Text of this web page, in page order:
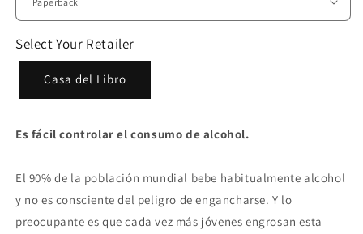
Select Your Retailer
Casa del Libro
Es fácil controlar el consumo de alcohol.
El 90% de la población mundial bebe habitualmente alcohol
y no es consciente del peligro de engancharse. Y lo
preocupante es que cada vez más jóvenes engrosan esta